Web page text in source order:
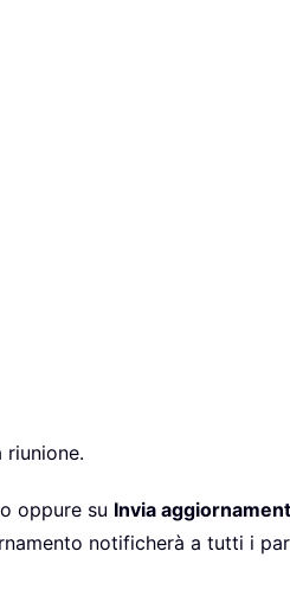
riunione.
oppure su Invia
notificherà a tutti i